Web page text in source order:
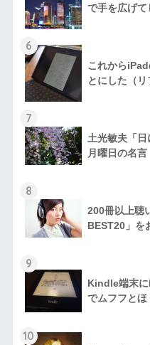
で手を広げて
6
これから
とにした（リ
7
土光敏夫「
月曜日の名言
8
200冊以上聴
BEST20」を
9
Kindle端末
でムフフとほ
10